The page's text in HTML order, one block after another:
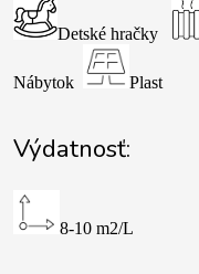
Detské hračky
Nábytok Plast
Výdatnosť:
8-10 m2/L